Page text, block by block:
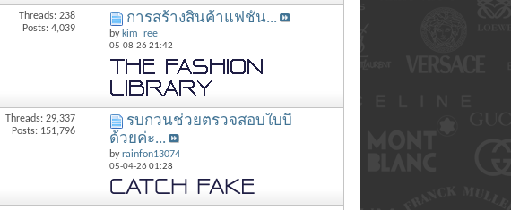
Threads: 238
Posts: 4,039
การสร้างสินค้าแฟชั่น...
by kim_ree
05-08-2621:42
Threads: 29,337
Posts: 151,796
รบกวนช่วยตรวจสอบใบบี้
ด้วยค่ะ...
byrainfon13074
05-04-2601:28